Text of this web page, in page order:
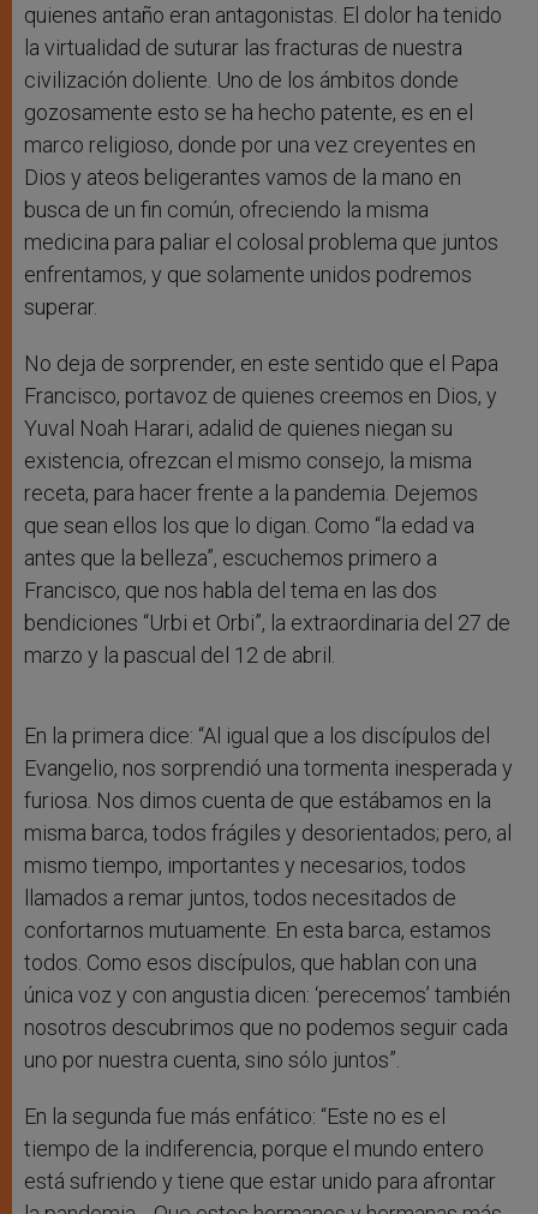
quienes antaño eran antagonistas. El dolor ha tenido
la virtualidad de suturar las fracturas de nuestra
civilización doliente. Uno de los ámbitos donde
gozosamente esto se ha hecho patente, es en el
marco religioso, donde por una vez creyentes en
Dios y ateos beligerantes vamos de la mano en
busca de un fin común, ofreciendo la misma
medicina para paliar el colosal problema que juntos
enfrentamos, y que solamente unidos podremos
superar.
No deja de sorprender, en este sentido que el Papa
Francisco, portavoz de quienes creemos en Dios, y
Yuval Noah Harari, adalid de quienes niegan su
existencia, ofrezcan el mismo consejo, la misma
receta, para hacer frente a la pandemia. Dejemos
que sean ellos los que lo digan. Como “la edad va
antes que la belleza”, escuchemos primero a
Francisco, que nos habla del tema en las dos
bendiciones “Urbi et Orbi”, la extraordinaria del 27 de
marzo y la pascual del 12 de abril.
En la primera dice: “Al igual que a los discípulos del
Evangelio, nos sorprendió una tormenta inesperada y
furiosa. Nos dimos cuenta de que estábamos en la
misma barca, todos frágiles y desorientados; pero, al
mismo tiempo, importantes y necesarios, todos
llamados a remar juntos, todos necesitados de
confortarnos mutuamente. En esta barca, estamos
todos. Como esos discípulos, que hablan con una
única voz y con angustia dicen: ‘perecemos’ también
nosotros descubrimos que no podemos seguir cada
uno por nuestra cuenta, sino sólo juntos”.
En la segunda fue más enfático: “Este no es el
tiempo de la indiferencia, porque el mundo entero
está sufriendo y tiene que estar unido para afrontar